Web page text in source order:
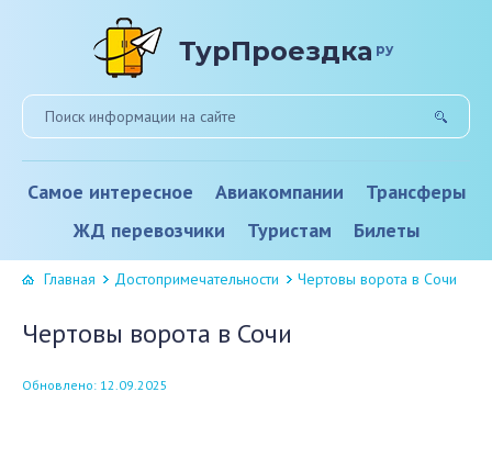
ТурПроездка ру
Самое интересное Авиакомпании
Трансферы
ЖД перевозчики
Туристам Билеты
Главная Достопримечательности Чертовы ворота в Сочи
Чертовы ворота в Сочи
Обновлено: 12.09.2025